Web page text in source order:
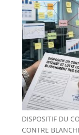
DISPOSITIF DU
CONTRE